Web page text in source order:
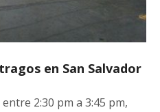
en San Salvador
2:30 pm a 3:45 pm,